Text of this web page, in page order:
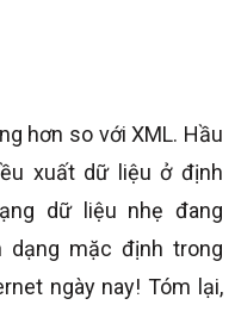
hơn so với XML. Hầu
xuất dữ liệu ở định
dữ liệu nhẹ đang
dạng mặc định trong
ngày nay! Tóm lại,